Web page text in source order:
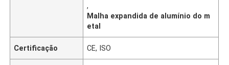
,
Malha expandida de alumínio do m
etal
Certificação CE, ISO